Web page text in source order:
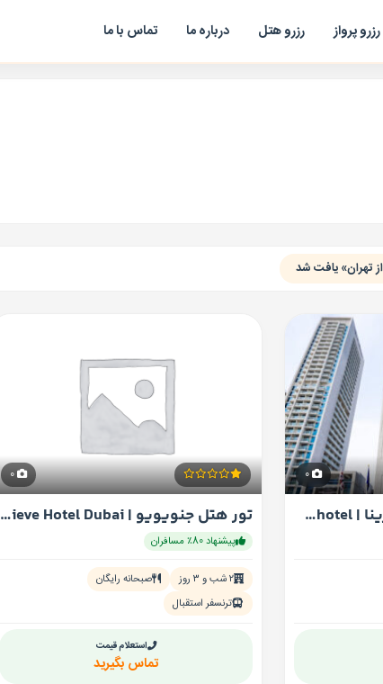
رزرو پرواز رزرو هتل درباره ما تماس با ما
0
تور هتل ویدنهام دبی مارینا | wyndhamhotel دبی
0
تور هتل جنویویو | Genevieve Hotel Dubai دبی
پیشنهاد 80٪ مسافران
۲ شب و ۳ روز
صبحانه رایگان
ترنسفر استقبال
استعلام قیمت
تماس بگیرید